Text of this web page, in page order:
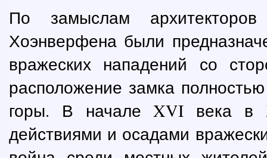
По замыслам
Хоэнверфена были
вражеских нападений со
расположение замка
горы. В начале XVI века в
действиями и осадами